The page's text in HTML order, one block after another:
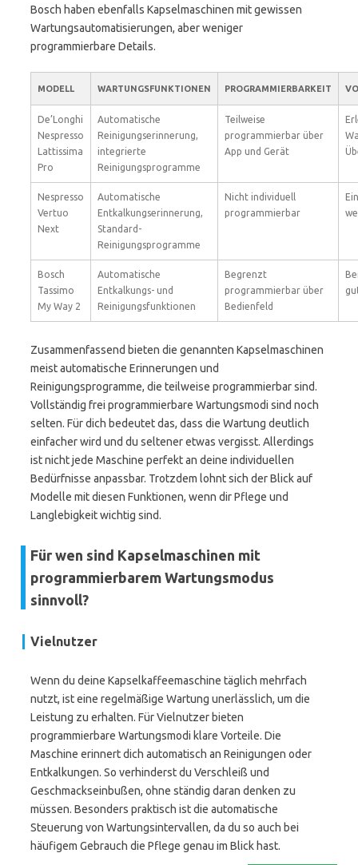
Bosch haben ebenfalls Kapselmaschinen mit gewissen
Wartungsautomatisierungen, aber weniger
programmierbare Details.
MODELL WARTUNGSFUNKTIONEN PROGRAMMIERBARKEIT
De’Longhi
Nespresso
Lattissima
Pro
Automatische
Reinigungserinnerung,
integrierte
Reinigungsprogramme
Teilweise
programmierbar über
App und Gerät
Nespresso
Vertuo
Next
Automatische
Entkalkungserinnerung,
Standard-
Reinigungsprogramme
Nicht individuell
programmierbar
Bosch
Tassimo
My Way 2
Automatische
Entkalkungs- und
Reinigungsfunktionen
Begrenzt
programmierbar über
Bedienfeld
Zusammenfassend bieten die genannten Kapselmaschinen
meist automatische Erinnerungen und
Reinigungsprogramme, die teilweise programmierbar sind.
Vollständig frei programmierbare Wartungsmodi sind noch
selten. Für dich bedeutet das, dass die Wartung deutlich
einfacher wird und du seltener etwas vergisst. Allerdings
ist nicht jede Maschine perfekt an deine individuellen
Bedürfnisse anpassbar. Trotzdem lohnt sich der Blick auf
Modelle mit diesen Funktionen, wenn dir Pflege und
Langlebigkeit wichtig sind.
Für wen sind Kapselmaschinen mit
programmierbarem Wartungsmodus
sinnvoll?
Vielnutzer
Wenn du deine Kapselkaffeemaschine täglich mehrfach
nutzt, ist eine regelmäßige Wartung unerlässlich, um die
Leistung zu erhalten. Für Vielnutzer bieten
programmierbare Wartungsmodi klare Vorteile. Die
Maschine erinnert dich automatisch an Reinigungen oder
Entkalkungen. So verhinderst du Verschleiß und
Geschmackseinbußen, ohne ständig daran denken zu
müssen. Besonders praktisch ist die automatische
Steuerung von Wartungsintervallen, da du so auch bei
häufigem Gebrauch die Pflege genau im Blick hast.